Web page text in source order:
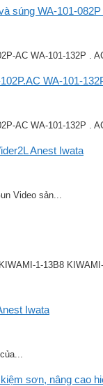
súng WA-101-
AC WA-101-132P .
WA-101-
AC WA-101-132P .
Anest Iwata
Video sản...
1-13B8
Iwata
sơn, nâng cao